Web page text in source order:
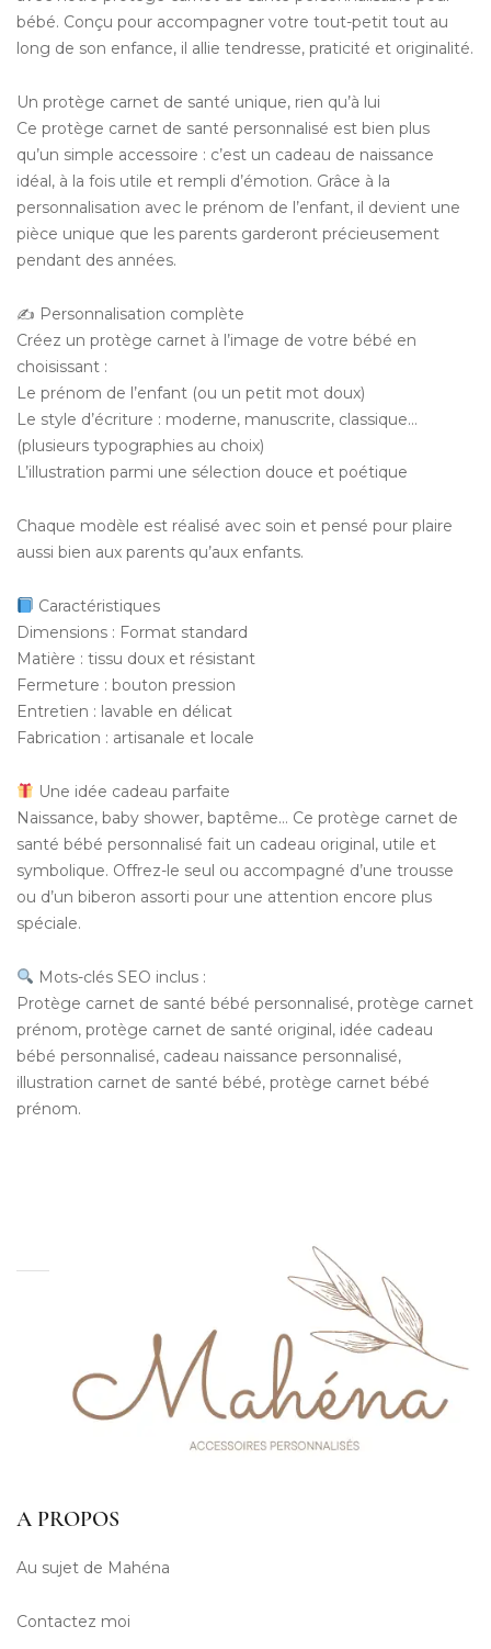
bébé. Conçu pour accompagner votre tout-petit tout au
long de son enfance, il allie tendresse, praticité et originalité.
Un protège carnet de santé unique, rien qu’à lui
Ce protège carnet de santé personnalisé est bien plus
qu’un simple accessoire : c’est un cadeau de naissance
idéal, à la fois utile et rempli d’émotion. Grâce à la
personnalisation avec le prénom de l’enfant, il devient une
pièce unique que les parents garderont précieusement
pendant des années.
✍️ Personnalisation complète
Créez un protège carnet à l’image de votre bébé en
choisissant :
Le prénom de l’enfant (ou un petit mot doux)
Le style d’écriture : moderne, manuscrite, classique…
(plusieurs typographies au choix)
L’illustration parmi une sélection douce et poétique
Chaque modèle est réalisé avec soin et pensé pour plaire
aussi bien aux parents qu’aux enfants.
Caractéristiques
Dimensions : Format standard
Matière : tissu doux et résistant
Fermeture : bouton pression
Entretien : lavable en délicat
Fabrication : artisanale et locale
Une idée cadeau parfaite
Naissance, baby shower, baptême… Ce protège carnet de
santé bébé personnalisé fait un cadeau original, utile et
symbolique. Offrez-le seul ou accompagné d’une trousse
ou d’un biberon assorti pour une attention encore plus
spéciale.
Mots-clés SEO inclus :
Protège carnet de santé bébé personnalisé, protège carnet
prénom, protège carnet de santé original, idée cadeau
bébé personnalisé, cadeau naissance personnalisé,
illustration carnet de santé bébé, protège carnet bébé
prénom.
A PROPOS
Au sujet de Mahéna
Contactez moi